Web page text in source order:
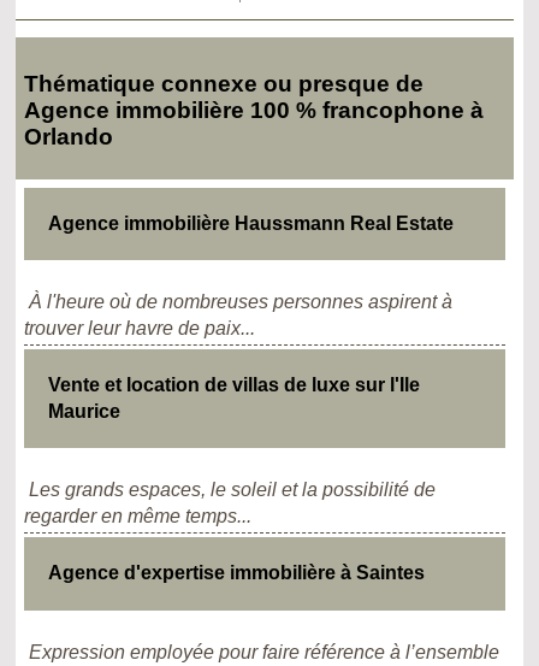
Thématique connexe ou presque de
Agence immobilière 100 % francophone à
Orlando
Agence immobilière Haussmann Real Estate
À l'heure où de nombreuses personnes aspirent à
trouver leur havre de paix...
Vente et location de villas de luxe sur l'Ile
Maurice
Les grands espaces, le soleil et la possibilité de
regarder en même temps...
Agence d'expertise immobilière à Saintes
Expression employée pour faire référence à l’ensemble